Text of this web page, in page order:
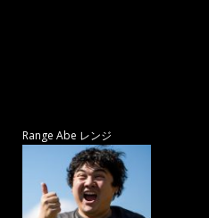
Range Abe レンジ